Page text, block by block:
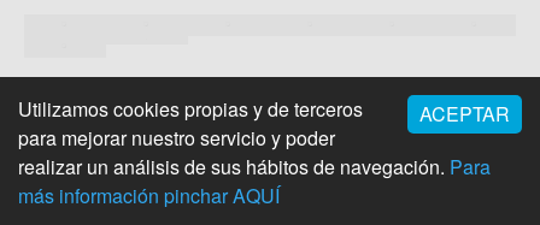
ACEPTAR
Utilizamos cookies propias y de terceros
para mejorar nuestro servicio y poder
realizar un análisis de sus hábitos de navegación. Para
más información pinchar AQUÍFooter